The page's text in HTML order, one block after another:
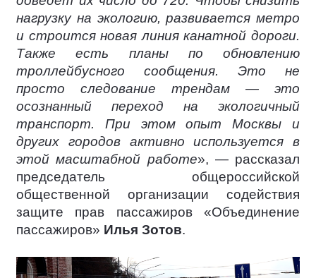
нагрузку на экологию, развивается метро
и строится новая линия канатной дороги.
Также есть планы по обновлению
троллейбусного сообщения. Это не
просто следование трендам — это
осознанный переход на экологичный
транспорт. При этом опыт Москвы и
других городов активно используется в
этой масштабной работе», — рассказал
председатель общероссийской
общественной организации содействия
защите прав пассажиров «Объединение
пассажиров» Илья Зотов.